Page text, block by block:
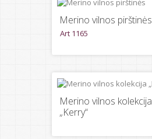
Merino vilnos pirštinės
Art 1165
Merino vilnos kolekcija
„Kerry“